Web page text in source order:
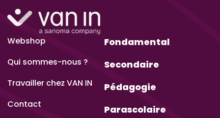
Webshop
Qui sommes-nous ?
Travailler chez VAN IN
Contact
Fondamental
Secondaire
Pédagogie
Parascolaire